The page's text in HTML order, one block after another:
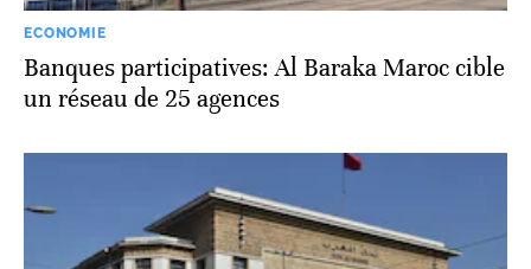
ECONOMIE
Banques participatives: Al Baraka Maroc cible
un réseau de 25 agences